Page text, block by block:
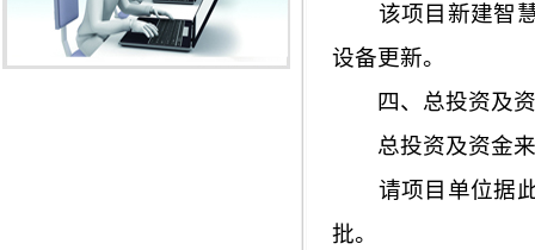
该项目新建智慧
设备更新。
四、总投资及资
总投资及资金来
请项目单位据此
批。